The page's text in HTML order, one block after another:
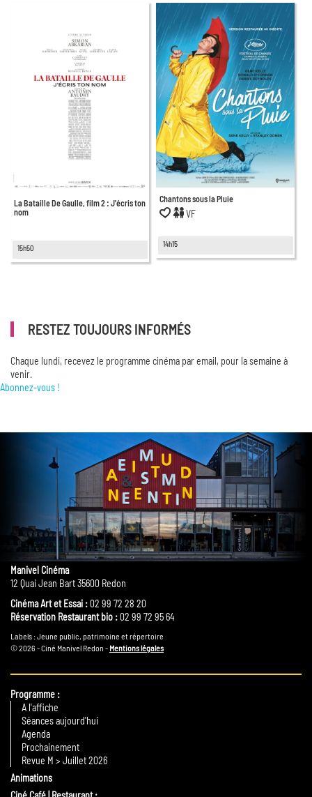
La Bataille De Gaulle, film 2 : J'écris ton
nom
15h50
Chantons sous la Pluie
VF
14h15
RESTEZ TOUJOURS INFORMÉS
Chaque lundi, recevez le programme cinéma par email, pour la semaine à
venir.
Abonnez-vous !
Manivel Cinéma
12 Quai Jean Bart 35600 Redon
Cinéma Art et Essai :02 99 72 28 20
Réservation Restaurant bio :02 99 72 95 64
Labels : Jeune public, patrimoine et répertoire
© 2026 - Ciné Manivel Redon - Mentions légales
Programme
A l'affiche
Séances aujourd'hui
Agenda
Prochainement
Revue M > Juillet 2026
Animations